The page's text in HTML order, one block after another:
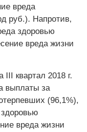
вреда
руб.). Напротив,
здоровью
вреда жизни
квартал 2018 г.
выплаты за
(96,1%),
вреда жизни